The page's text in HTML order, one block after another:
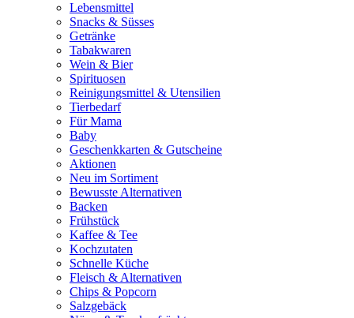
Lebensmittel
Snacks & Süsses
Getränke
Tabakwaren
Wein & Bier
Spirituosen
Reinigungsmittel & Utensilien
Tierbedarf
Für Mama
Baby
Geschenkkarten & Gutscheine
Aktionen
Neu im Sortiment
Bewusste Alternativen
Backen
Frühstück
Kaffee & Tee
Kochzutaten
Schnelle Küche
Fleisch & Alternativen
Chips & Popcorn
Salzgebäck